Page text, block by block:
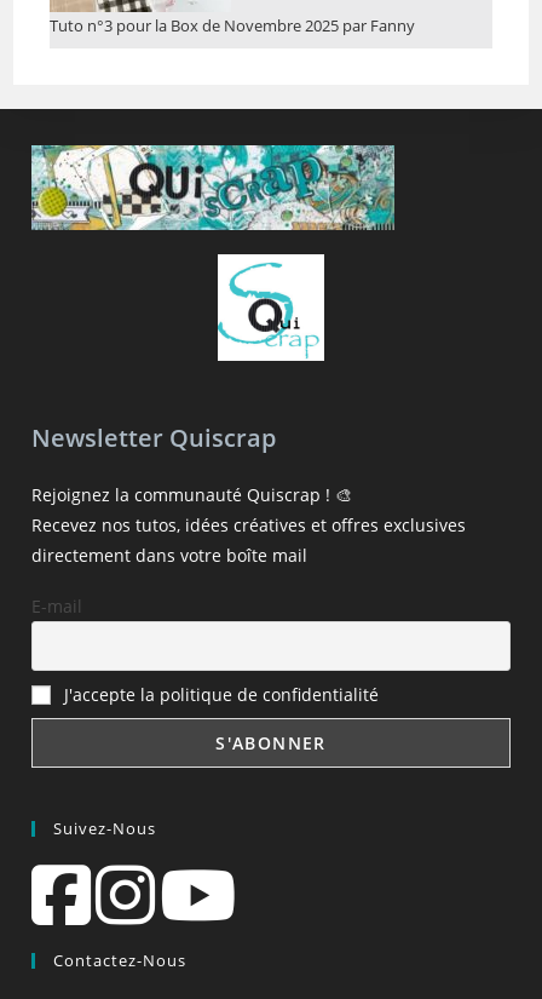
Tuto n°3 pour la Box de Novembre 2025 par Fanny
Newsletter Quiscrap
Rejoignez la communauté Quiscrap ! 🎨
Recevez nos tutos, idées créatives et offres exclusives
directement dans votre boîte mail
E-mail
J'accepte la politique de confidentialité
Suivez-Nous
Contactez-Nous